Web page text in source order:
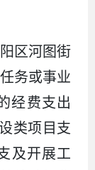
区河图街
务或事业
经费支出
类项目支
及开展工